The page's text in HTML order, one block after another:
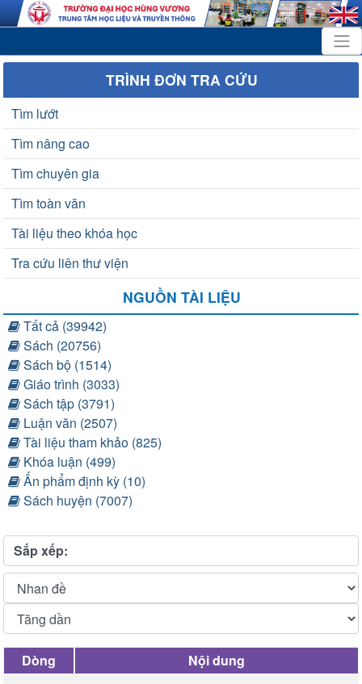
TRÌNH ĐƠN TRA CỨU
Tìm lướt
Tìm nâng cao
Tìm chuyên gia
Tìm toàn văn
Tài liệu theo khóa học
Tra cứu liên thư viện
NGUỒN TÀI LIỆU
Tất cả (39942)
Sách (20756)
Sách bộ (1514)
Giáo trình (3033)
Sách tập (3791)
Luận văn (2507)
Tài liệu tham khảo (825)
Khóa luận (499)
Ấn phẩm định kỳ (10)
Sách huyện (7007)
Sắp xếp:
Dòng Nội dung